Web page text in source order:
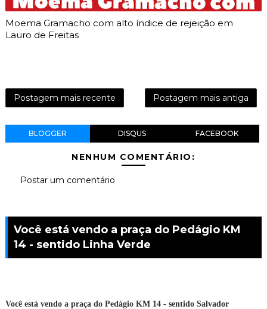
Moema Gramacho com alto índice de rejeição em
Lauro de Freitas
Postagem mais recente Postagem mais antiga
BLOGGER DISQUS FACEBOOK
NENHUM COMENTÁRIO:
Postar um comentário
Você está vendo a praça do Pedágio KM
14 - sentido Linha Verde
Você está vendo a praça do Pedágio KM 14 - sentido Salvador